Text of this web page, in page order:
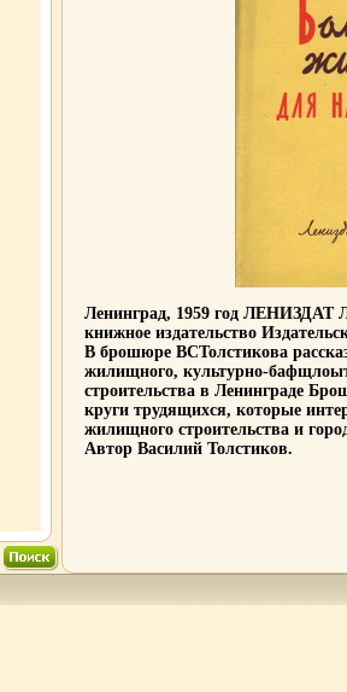
Ленинград, 1959 год ЛЕНИЗДАТ
книжное издательство
В брошюре ВСТолстикова
жилищного, культурно-
строительства в Ленинграде
круги трудящихся, которые
жилищного строительства и
Автор Василий Толстиков.